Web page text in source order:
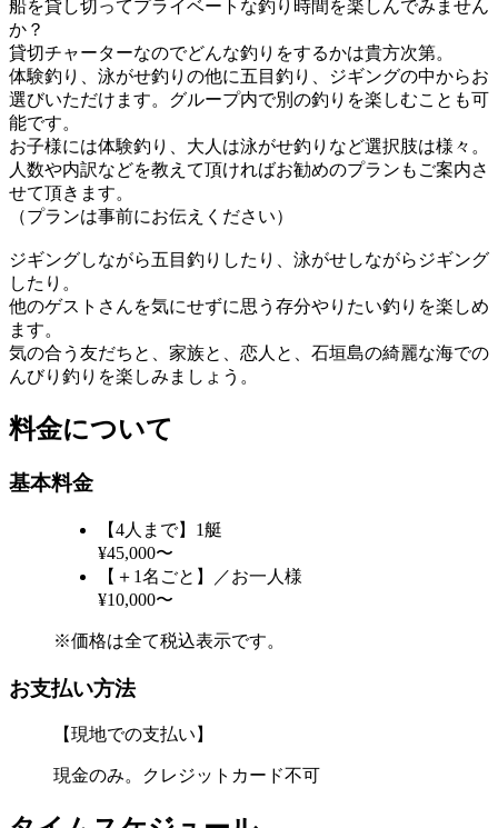
船を貸し切ってプライベートな釣り時間を楽しんでみません
か？
貸切チャーターなのでどんな釣りをするかは貴方次第。
体験釣り、泳がせ釣りの他に五目釣り、ジギングの中からお
選びいただけます。グループ内で別の釣りを楽しむことも可
能です。
お子様には体験釣り、大人は泳がせ釣りなど選択肢は様々。
人数や内訳などを教えて頂ければお勧めのプランもご案内さ
せて頂きます。
（プランは事前にお伝えください）
ジギングしながら五目釣りしたり、泳がせしながらジギング
したり。
他のゲストさんを気にせずに思う存分やりたい釣りを楽しめ
ます。
気の合う友だちと、家族と、恋人と、石垣島の綺麗な海での
んびり釣りを楽しみましょう。
料金について
基本料金
【4人まで】1艇
¥45,000〜
【＋1名ごと】／お一人様
¥10,000〜
※価格は全て税込表示です。
お支払い方法
【現地での支払い】
現金のみ。クレジットカード不可